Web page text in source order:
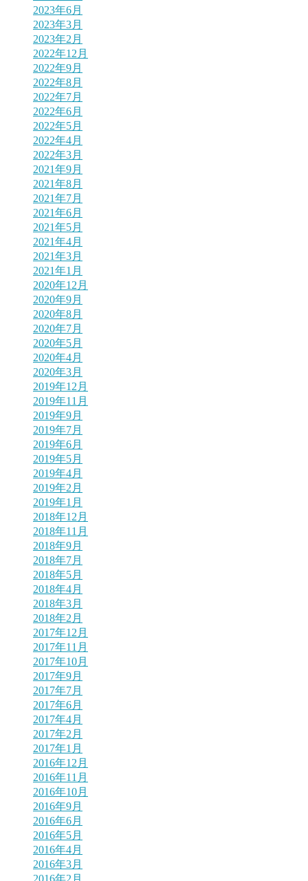
2023年6月
2023年3月
2023年2月
2022年12月
2022年9月
2022年8月
2022年7月
2022年6月
2022年5月
2022年4月
2022年3月
2021年9月
2021年8月
2021年7月
2021年6月
2021年5月
2021年4月
2021年3月
2021年1月
2020年12月
2020年9月
2020年8月
2020年7月
2020年5月
2020年4月
2020年3月
2019年12月
2019年11月
2019年9月
2019年7月
2019年6月
2019年5月
2019年4月
2019年2月
2019年1月
2018年12月
2018年11月
2018年9月
2018年7月
2018年5月
2018年4月
2018年3月
2018年2月
2017年12月
2017年11月
2017年10月
2017年9月
2017年7月
2017年6月
2017年4月
2017年2月
2017年1月
2016年12月
2016年11月
2016年10月
2016年9月
2016年6月
2016年5月
2016年4月
2016年3月
2016年2月